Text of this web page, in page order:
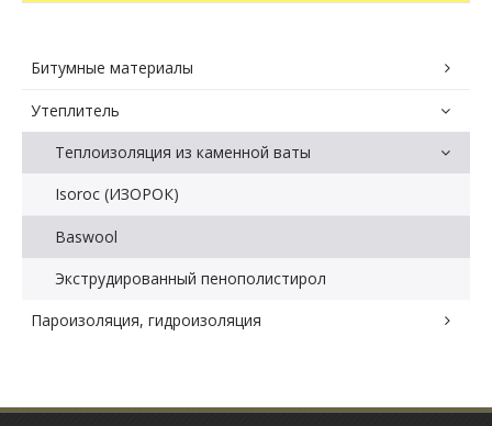
Битумные материалы
Утеплитель
Теплоизоляция из каменной ваты
Isoroc (ИЗОРОК)
Baswool
Экструдированный пенополистирол
Пароизоляция, гидроизоляция